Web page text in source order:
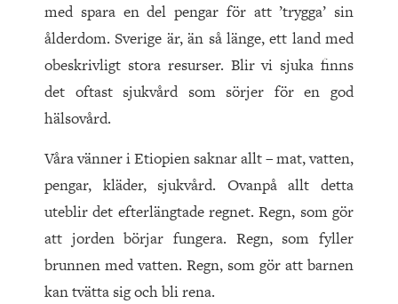
med spara en del pengar för att ’trygga’ sin
ålderdom. Sverige är, än så länge, ett land med
obeskrivligt stora resurser. Blir vi sjuka finns
det oftast sjukvård som sörjer för en god
hälsovård.
Våra vänner i Etiopien saknar allt – mat, vatten,
pengar, kläder, sjukvård. Ovanpå allt detta
uteblir det efterlängtade regnet. Regn, som gör
att jorden börjar fungera. Regn, som fyller
brunnen med vatten. Regn, som gör att barnen
kan tvätta sig och bli rena.